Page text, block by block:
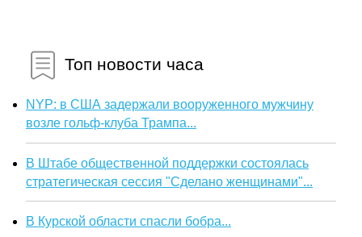
Топ новости часа
NYP: в США задержали вооруженного мужчину
возле гольф-клуба Трампа...
В Штабе общественной поддержки состоялась
стратегическая сессия "Сделано женщинами"...
В Курской области спасли бобра...